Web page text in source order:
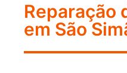
Reparação
em São